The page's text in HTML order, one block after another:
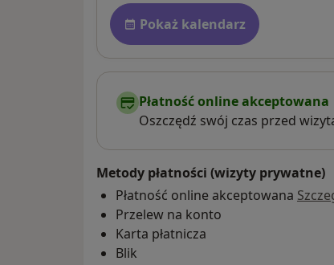
Dostępność
Pokaż kalendarz
Płatność online akceptowana
Oszczędź swój czas przed
Metody płatności (wizyty prywatne)
Płatność online akceptowana
Przelew na konto
Karta płatnicza
Blik